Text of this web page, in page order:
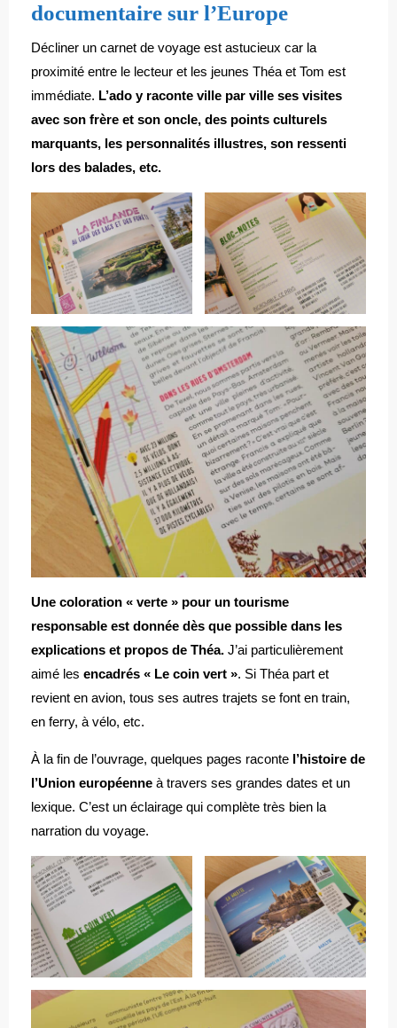
documentaire sur l’Europe
Décliner un carnet de voyage est astucieux car la
proximité entre le lecteur et les jeunes Théa et Tom est
immédiate. L’ado y raconte ville par ville ses visites
avec son frère et son oncle, des points culturels
marquants, les personnalités illustres, son ressenti
lors des balades, etc.
Une coloration « verte » pour un tourisme
responsable est donnée dès que possible dans les
explications et propos de Théa. J’ai particulièrement
aimé les encadrés « Le coin vert ». Si Théa part et
revient en avion, tous ses autres trajets se font en train,
en ferry, à vélo, etc.
À la fin de l’ouvrage, quelques pages raconte l’histoire de
l’Union européenne à travers ses grandes dates et un
lexique. C’est un éclairage qui complète très bien la
narration du voyage.